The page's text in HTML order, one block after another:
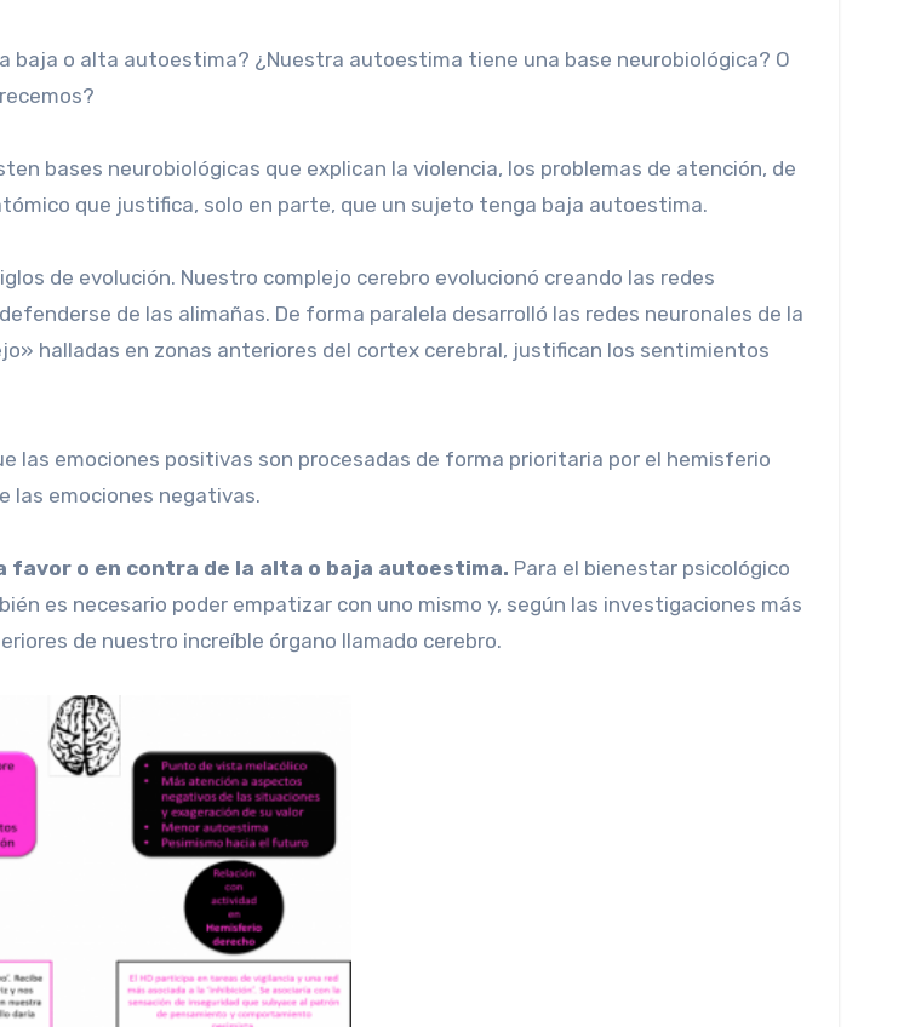
baja o alta autoestima? ¿Nuestra autoestima tiene una base neurobiológica? O
bases neurobiológicas que explican la violencia, los problemas de atención, de
que justifica, solo en parte, que un sujeto tenga baja autoestima.
de evolución. Nuestro complejo cerebro evolucionó creando las redes
de las alimañas. De forma paralela desarrolló las redes neuronales de la
halladas en zonas anteriores del cortex cerebral, justifican los sentimientos
las emociones positivas son procesadas de forma prioritaria por el hemisferio
las emociones negativas.
favor o en contra de la alta o baja autoestima. Para el bienestar psicológico
es necesario poder empatizar con uno mismo y, según las investigaciones más
de nuestro increíble órgano llamado cerebro.